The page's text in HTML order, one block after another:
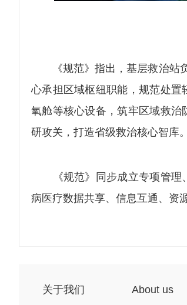
《规范》指出，基层救治站负
心承担区域枢纽职能，规范处
氧舱等核心设备，筑牢区域救
研攻关，打造省级救治核心智库。
《规范》同步成立专项管理、
病医疗数据共享、信息互通、资
关于我们 About us